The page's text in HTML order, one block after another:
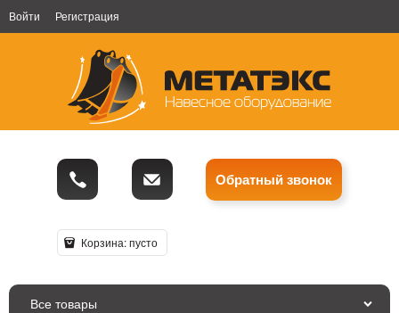
Войти Регистрация
Обратный звонок
Корзина:пусто
Все товары